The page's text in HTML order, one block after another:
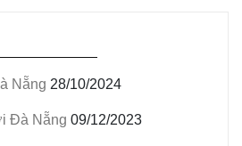
Nẵng 28/10/2024
Đà Nẵng 09/12/2023